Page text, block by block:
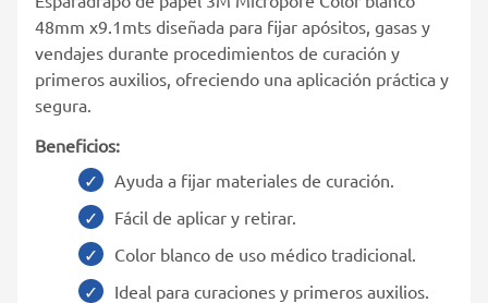
48mm x9.1mts diseñada para fijar apósitos, gasas y
vendajes durante procedimientos de curación y
primeros auxilios, ofreciendo una aplicación práctica y
segura.
Beneficios:
Ayuda a fijar materiales de curación.
Fácil de aplicar y retirar.
Color blanco de uso médico tradicional.
Ideal para curaciones y primeros auxilios.